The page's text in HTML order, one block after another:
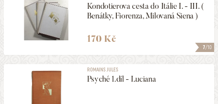
7/10
Kondotierova cesta do Itálie I. - III. (
Benátky, Fiorenza, Milovaná Siena )
170 Kč
ROMAINS JULES
Psyché 1.díl - Luciana